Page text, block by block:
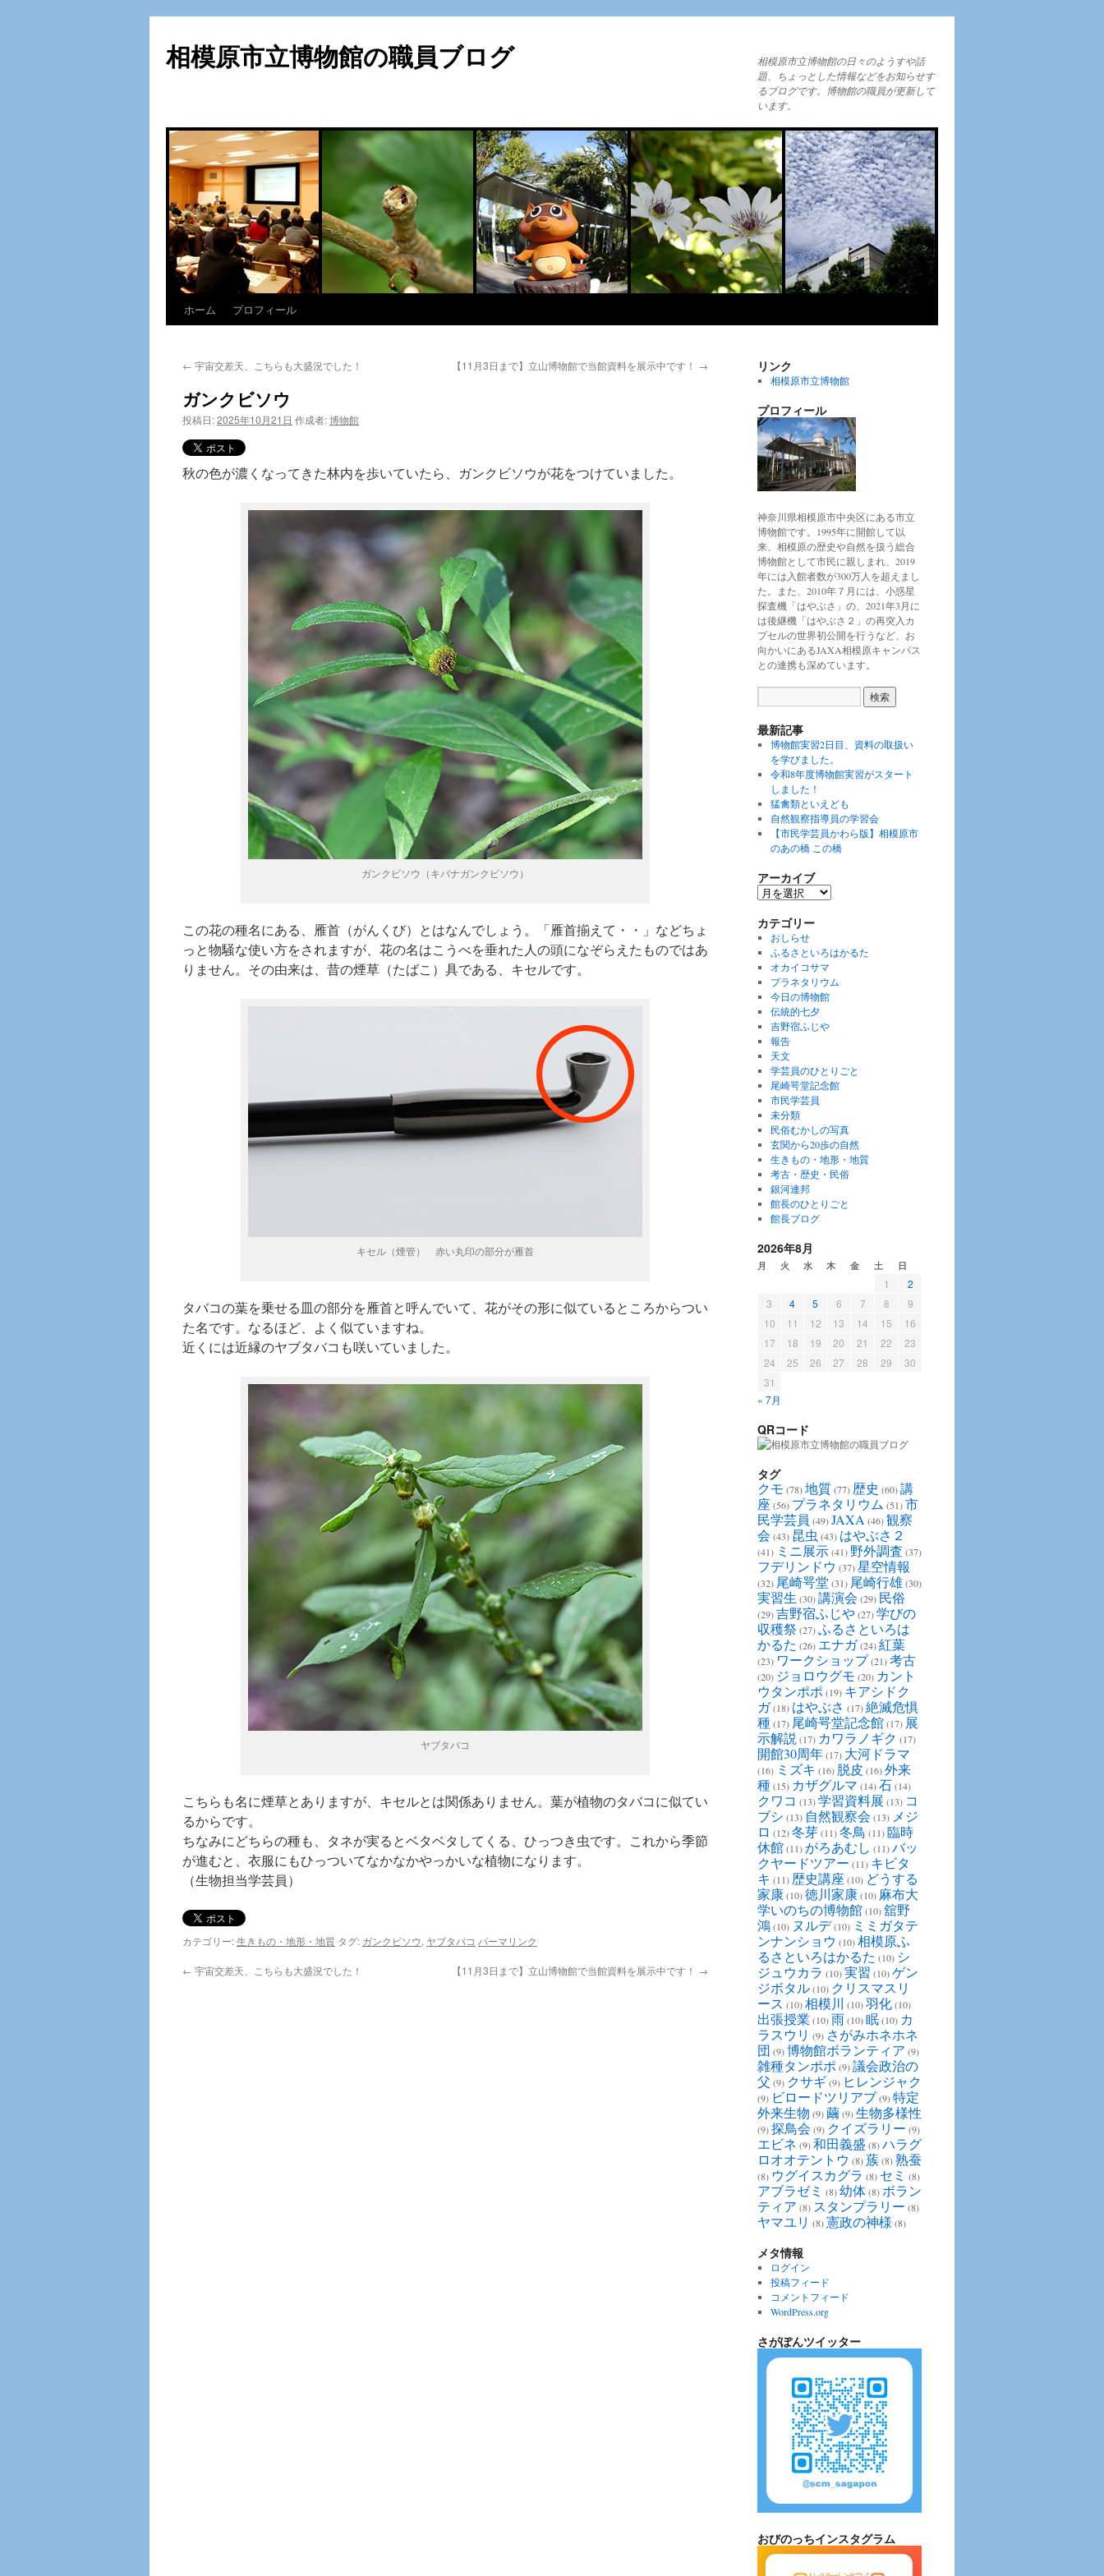
相模原市立博物館の職員ブログ
相模原市立博物館の日々のようすや話
題、ちょっとした情報などをお知らせす
るブログです。博物館の職員が更新して
います。
ホーム プロフィール
← 宇宙交差天、こちらも大盛況でした！ 【11月3日まで】立山博物館で当館資料を展示中です！ →
ガンクビソウ
投稿日:2025年10月21日 作成者:博物館
秋の色が濃くなってきた林内を歩いていたら、ガンクビソウが花をつけていました。
ガンクビソウ（キバナガンクビソウ）
この花の種名にある、雁首（がんくび）とはなんでしょう。「雁首揃えて・・」などちょ
っと物騒な使い方をされますが、花の名はこうべを垂れた人の頭になぞらえたものではあ
りません。その由来は、昔の煙草（たばこ）具である、キセルです。
キセル（煙管） 赤い丸印の部分が雁首
タバコの葉を乗せる皿の部分を雁首と呼んでいて、花がその形に似ているところからつい
た名です。なるほど、よく似ていますね。
近くには近縁のヤブタバコも咲いていました。
ヤブタバコ
こちらも名に煙草とありますが、キセルとは関係ありません。葉が植物のタバコに似てい
るからです。
ちなみにどちらの種も、タネが実るとベタベタしてくる、ひっつき虫です。これから季節
が進むと、衣服にもひっついてなかなかやっかいな植物になります。
（生物担当学芸員）
カテゴリー:生きもの・地形・地質 タグ: ガンクビソウ, ヤブタバコ パーマリンク
← 宇宙交差天、こちらも大盛況でした！ 【11月3日まで】立山博物館で当館資料を展示中です！ →
リンク
相模原市立博物館
プロフィール
神奈川県相模原市中央区にある市立
博物館です。1995年に開館して以
来、相模原の歴史や自然を扱う総合
博物館として市民に親しまれ、2019
年には入館者数が300万人を超えまし
た。また、2010年７月には、小惑星
探査機「はやぶさ」の、2021年3月に
は後継機「はやぶさ２」の再突入カ
プセルの世界初公開を行うなど、お
向かいにあるJAXA相模原キャンパス
との連携も深めています。
最新記事
博物館実習2日目、資料の取扱い
を学びました。
令和8年度博物館実習がスタート
しました！
猛禽類といえども
自然観察指導員の学習会
【市民学芸員かわら版】相模原市
のあの橋 この橋
アーカイブ
ア
カ
イ
ブ
カテゴリー
おしらせ
ふるさといろはかるた
オカイコサマ
プラネタリウム
今日の博物館
伝統的七夕
吉野宿ふじや
報告
天文
学芸員のひとりごと
尾崎咢堂記念館
市民学芸員
未分類
民俗むかしの写真
玄関から20歩の自然
生きもの・地形・地質
考古・歴史・民俗
銀河連邦
館長のひとりごと
館長ブログ
2026年8月
月 火 水 木 金 土 日
1
2
3
4 5 6 7 8
9
10
11 12 13 14 15
16
17
18 19 20 21 22
23
24
25 26 27 28 29
30
31
« 7月
QRコード
タグ
クモ (78)地質(77) 歴史 (60)講
座 (56) プラネタリウム (51)市
民学芸員 (49)JAXA (46)観察
会 (43) 昆虫 (43) はやぶさ２
(41) ミニ展示(41) 野外調査 (37)
フデリンドウ (37)星空情報
(32) 尾崎咢堂 (31) 尾崎行雄(30)
実習生 (30)講演会 (29) 民俗
(29)吉野宿ふじや(27)学びの
収穫祭 (27)ふるさといろは
かるた (26) エナガ(24)紅葉
(23) ワークショップ(21)考古
(20) ジョロウグモ (20) カント
ウタンポポ (19) キアシドク
ガ(18) はやぶさ (17)絶滅危惧
種(17) 尾崎咢堂記念館(17) 展
示解説 (17) カワラノギク (17)
開館30周年(17) 大河ドラマ
(16) ミズキ (16) 脱皮 (16)外来
種(15) カザグルマ (14)石(14)
クワコ (13)学習資料展 (13) コ
ブシ (13) 自然観察会 (13) メジ
ロ (12)冬芽(11)冬鳥 (11)臨時
休館(11) がろあむし (11)バッ
クヤードツアー (11) キビタ
キ (11) 歴史講座 (10) どうする
家康(10)徳川家康(10) 麻布大
学いのちの博物館(10)舘野
鴻(10) ヌルデ(10) ミミガタテ
ンナンショウ (10)相模原ふ
るさといろはかるた (10) シ
ジュウカラ (10)実習 (10)ゲン
ジボタル(10) クリスマスリ
ース (10)相模川 (10)羽化(10)
出張授業 (10)雨(10)眠(10) カ
ラスウリ (9) さがみホネホネ
団 (9)博物館ボランティア (9)
雑種タンポポ (9)議会政治の
父 (9) クサギ(9) ヒレンジャク
(9) ビロードツリアブ(9)特定
外来生物 (9)繭(9)生物多様性
(9)探鳥会 (9) クイズラリー (9)
エビネ (9)和田義盛 (8)ハラグ
ロオオテントウ (8)蔟(8)熟蚕
(8) ウグイスカグラ (8) セミ (8)
アブラゼミ (8)幼体(8) ボラン
ティア (8) スタンプラリー (8)
ヤマユリ (8)憲政の神様 (8)
メタ情報
ログイン
投稿フィード
コメントフィード
WordPress.org
さがぽんツイッター
おびのっちインスタグラム